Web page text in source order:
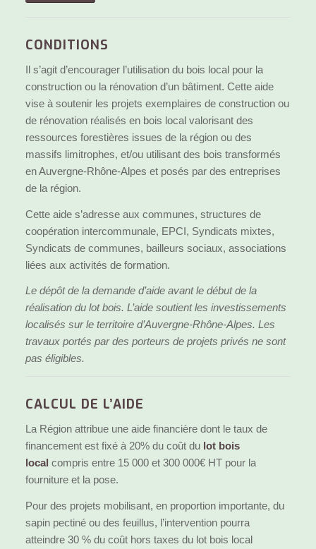
CONDITIONS
Il s’agit d’encourager l’utilisation du bois local pour la
construction ou la rénovation d’un bâtiment. Cette aide
vise à soutenir les projets exemplaires de construction ou
de rénovation réalisés en bois local valorisant des
ressources forestières issues de la région ou des
massifs limitrophes, et/ou utilisant des bois transformés
en Auvergne-Rhône-Alpes et posés par des entreprises
de la région.
Cette aide s’adresse aux communes, structures de
coopération intercommunale, EPCI, Syndicats mixtes,
Syndicats de communes, bailleurs sociaux, associations
liées aux activités de formation.
Le dépôt de la demande d’aide avant le début de la
réalisation du lot bois. L’aide soutient les investissements
localisés sur le territoire d’Auvergne-Rhône-Alpes. Les
travaux portés par des porteurs de projets privés ne sont
pas éligibles.
CALCUL DE L’AIDE
La Région attribue une aide financière dont le taux de
financement est fixé à 20% du coût du lot bois
local compris entre 15 000 et 300 000€ HT pour la
fourniture et la pose.
Pour des projets mobilisant, en proportion importante, du
sapin pectiné ou des feuillus, l’intervention pourra
atteindre 30 % du coût hors taxes du lot bois local